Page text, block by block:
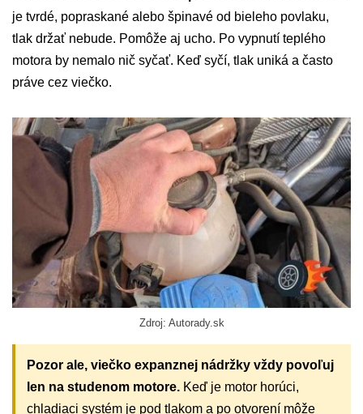
je tvrdé, popraskané alebo špinavé od bieleho povlaku,
tlak držať nebude. Pomôže aj ucho. Po vypnutí teplého
motora by nemalo nič syčať. Keď syčí, tlak uniká a často
práve cez viečko.
Zdroj: Autorady.sk
Pozor ale, viečko expanznej nádržky vždy povoľuj
len na studenom motore. Keď je motor horúci,
chladiaci systém je pod tlakom a po otvorení môže